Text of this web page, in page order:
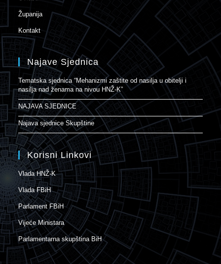
Županija
Kontakt
Najave Sjednica
Tematska sjednica “Mehanizmi zaštite od nasilja u obitelji i
nasilja nad ženama na nivou HNŽ-K”
NAJAVA SJEDNICE
Najava sjednice Skupštine
Korisni Linkovi
Vlada HNŽ-K
Vlada FBiH
Parlament FBiH
Vijeće Ministara
Parlamentarna skupština BiH